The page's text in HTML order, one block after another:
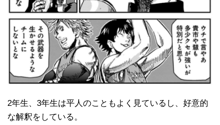
2年生、3年生は平人のこともよく見ているし、好意的
な解釈をしている。